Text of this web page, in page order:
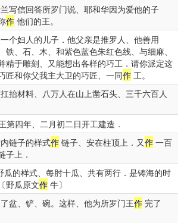
写信回答所罗门说、耶和华因为爱他的子
作他们的王。
个妇人的儿子．他父亲是推罗人、他善用
铁、石、木、和紫色蓝色朱红色线、与细麻、
精于雕刻、又能想出各样的巧工．请你派定这
匠和你父我主大卫的巧匠、一同作工。
抬材料、八万人在山上凿石头、三千六百人
第四年、二月初二日开工建造．
链子的样式作 链子、安在柱顶上．又作 一百
子上．
瓜的样式、每肘十瓜、共有两行．是铸海的时
野瓜原文作牛〕
盆、铲、碗。这样、他为所罗门王作 完了